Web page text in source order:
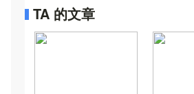
TA 的文章